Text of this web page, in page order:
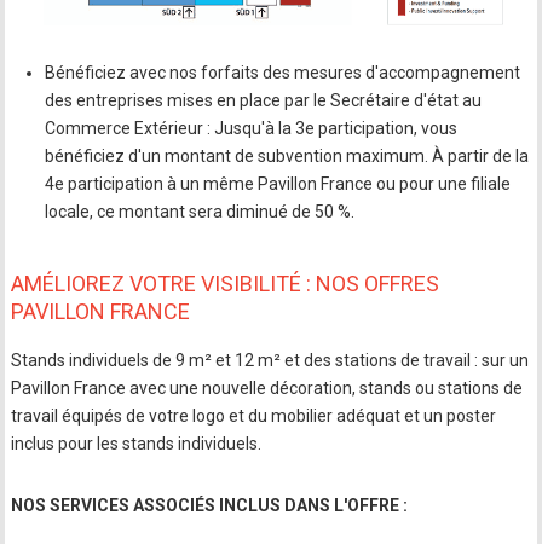
Bénéficiez avec nos forfaits des mesures d'accompagnement
des entreprises mises en place par le Secrétaire d'état au
Commerce Extérieur : Jusqu'à la 3e participation, vous
bénéficiez d'un montant de subvention maximum. À partir de la
4e participation à un même Pavillon France ou pour une filiale
locale, ce montant sera diminué de 50 %.
AMÉLIOREZ VOTRE VISIBILITÉ : NOS OFFRES
PAVILLON FRANCE
Stands individuels de 9 m² et 12 m² et des stations de travail : sur un
Pavillon France avec une nouvelle décoration, stands ou stations de
travail équipés de votre logo et du mobilier adéquat et un poster
inclus pour les stands individuels.
NOS SERVICES ASSOCIÉS INCLUS DANS L'OFFRE :